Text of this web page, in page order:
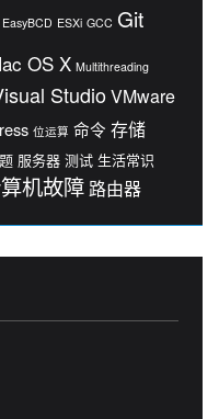
EasyBCD ESXi GCC Git
OS X Multithreading
StudioVMware
位运算 命令 存储
服务器 测试 生活常识
机故障 路由器